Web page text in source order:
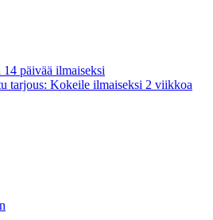
päivää ilmaiseksi
tarjous: Kokeile ilmaiseksi 2 viikkoa